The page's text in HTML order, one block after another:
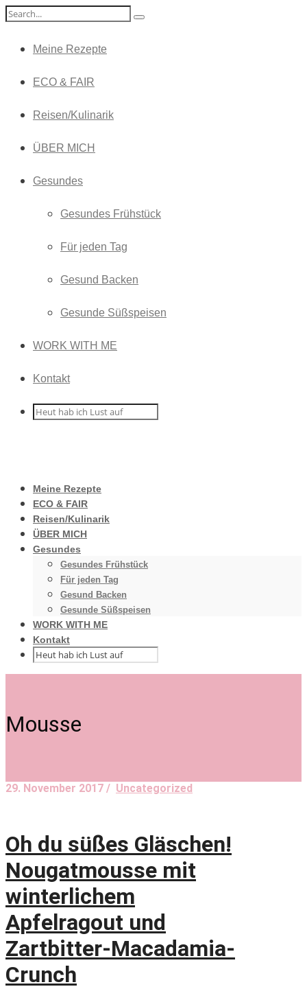
Meine Rezepte
ECO & FAIR
Reisen/Kulinarik
ÜBER MICH
Gesundes
Gesundes Frühstück
Für jeden Tag
Gesund Backen
Gesunde Süßspeisen
WORK WITH ME
Kontakt
Meine Rezepte
ECO & FAIR
Reisen/Kulinarik
ÜBER MICH
Gesundes
Gesundes Frühstück
Für jeden Tag
Gesund Backen
Gesunde Süßspeisen
WORK WITH ME
Kontakt
Mousse
29. November 2017 / Uncategorized
Oh du süßes Gläschen!
Nougatmousse mit
winterlichem
Apfelragout und
Zartbitter-Macadamia-
Crunch